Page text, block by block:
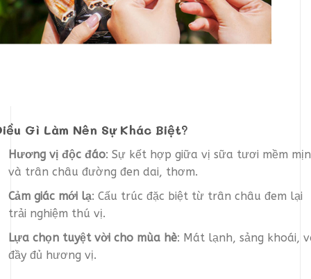
Gì Làm Nên Sự Khác Biệt?
Hương vị độc đáo: Sự kết hợp giữa vị sữa tươi mềm mịn
và trân châu đường đen dai, thơm.
Cảm giác mới lạ: Cấu trúc đặc biệt từ trân châu đem lại
trải nghiệm thú vị.
Lựa chọn tuyệt vời cho mùa hè: Mát lạnh, sảng khoái,
đầy đủ hương vị.